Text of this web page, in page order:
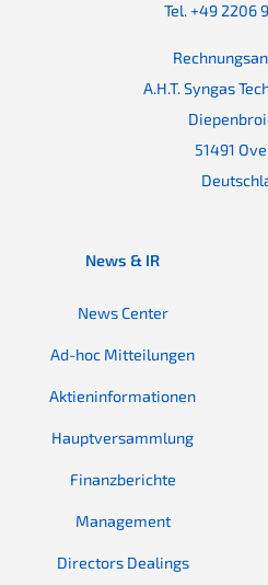
Tel. +49 2206
A.H.T. Syngas
51491
News & IR
News Center
Ad-hoc Mitteilungen
Aktieninformationen
Hauptversammlung
Finanzberichte
Management
Directors Dealings